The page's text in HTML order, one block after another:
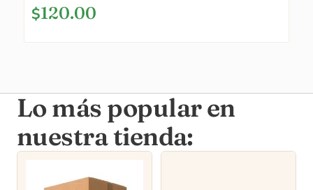
$120.00
Lo más popular en
nuestra tienda: